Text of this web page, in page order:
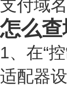
支付域
怎么查
1、在“
适配器